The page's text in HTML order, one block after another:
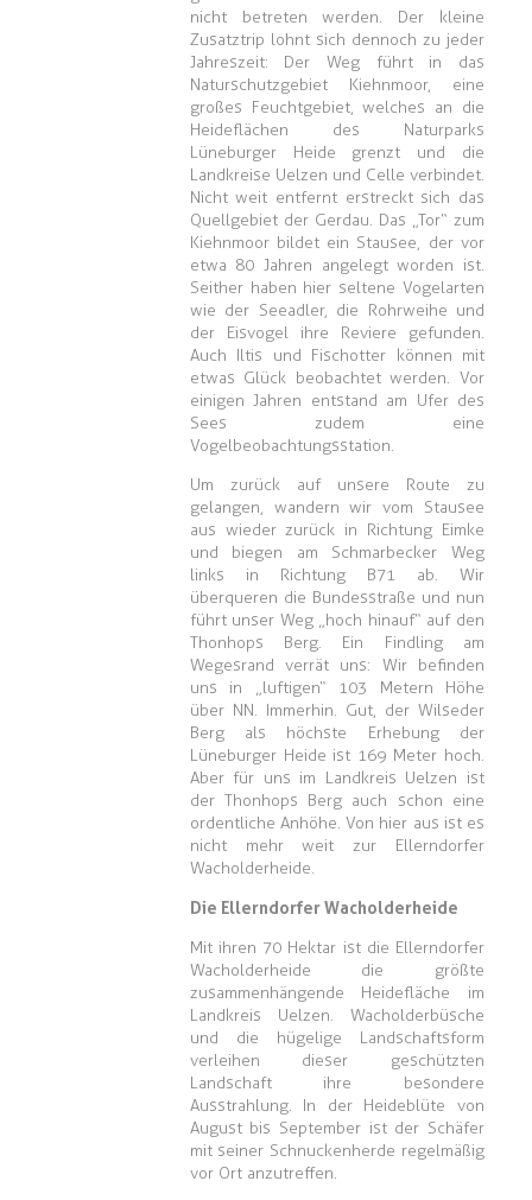
nicht betreten werden. Der kleine
Zusatztrip lohnt sich dennoch zu jeder
Jahreszeit: Der Weg führt in das
Naturschutzgebiet Kiehnmoor, eine
großes Feuchtgebiet, welches an die
Heideflächen des Naturparks
Lüneburger Heide grenzt und die
Landkreise Uelzen und Celle verbindet.
Nicht weit entfernt erstreckt sich das
Quellgebiet der Gerdau. Das „Tor“ zum
Kiehnmoor bildet ein Stausee, der vor
etwa 80 Jahren angelegt worden ist.
Seither haben hier seltene Vogelarten
wie der Seeadler, die Rohrweihe und
der Eisvogel ihre Reviere gefunden.
Auch Iltis und Fischotter können mit
etwas Glück beobachtet werden. Vor
einigen Jahren entstand am Ufer des
Sees zudem eine
Vogelbeobachtungsstation.
Um zurück auf unsere Route zu
gelangen, wandern wir vom Stausee
aus wieder zurück in Richtung Eimke
und biegen am Schmarbecker Weg
links in Richtung B71 ab. Wir
überqueren die Bundesstraße und nun
führt unser Weg „hoch hinauf“ auf den
Thonhops Berg. Ein Findling am
Wegesrand verrät uns: Wir befinden
uns in „luftigen“ 103 Metern Höhe
über NN. Immerhin. Gut, der Wilseder
Berg als höchste Erhebung der
Lüneburger Heide ist 169 Meter hoch.
Aber für uns im Landkreis Uelzen ist
der Thonhops Berg auch schon eine
ordentliche Anhöhe. Von hier aus ist es
nicht mehr weit zur Ellerndorfer
Wacholderheide.
Die Ellerndorfer Wacholderheide
Mit ihren 70 Hektar ist die Ellerndorfer
Wacholderheide die größte
zusammenhängende Heidefläche im
Landkreis Uelzen. Wacholderbüsche
und die hügelige Landschaftsform
verleihen dieser geschützten
Landschaft ihre besondere
Ausstrahlung. In der Heideblüte von
August bis September ist der Schäfer
mit seiner Schnuckenherde regelmäßig
vor Ort anzutreffen.